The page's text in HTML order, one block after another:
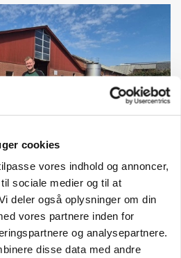
cookies
vores indhold og annoncer,
sociale medier og til at
deler også oplysninger om din
vores partnere inden for
og analysepartnere.
disse data med andre
Fra
drømme